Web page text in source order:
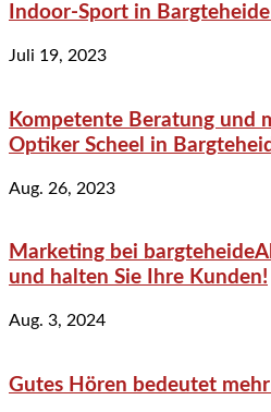
Indoor-Sport in
Juli 19, 2023
Kompetente Beratung und
Optiker Scheel in
Aug. 26, 2023
Marketing bei
und halten Sie Ihre Kunden!
Aug. 3, 2024
Gutes Hören bedeutet